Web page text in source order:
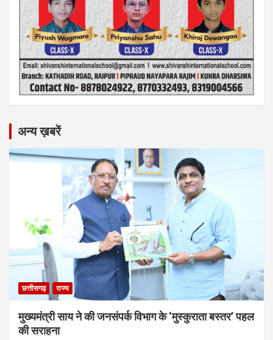
अन्य ख़बरें
छत्तीसगढ़ राज्य
मुख्यमंत्री साय ने की जनसंपर्क विभाग के ‘मुस्कुराता बस्तर’ पहल
की सराहना